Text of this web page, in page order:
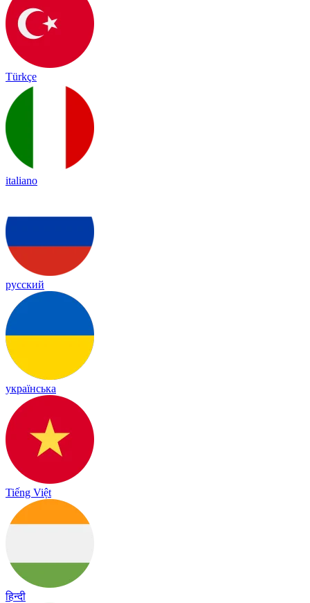
Türkçe
italiano
русский
українська
Tiếng Việt
हिन्दी